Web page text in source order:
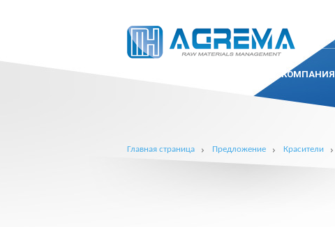
КОМПАНИЯ
Главная страница Предложение Красители